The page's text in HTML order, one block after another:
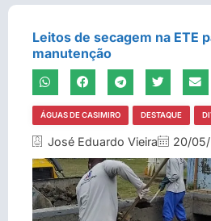
Leitos de secagem na ETE
manutenção
ÁGUAS DE CASIMIRO DESTAQUE
José Eduardo Vieira 20/